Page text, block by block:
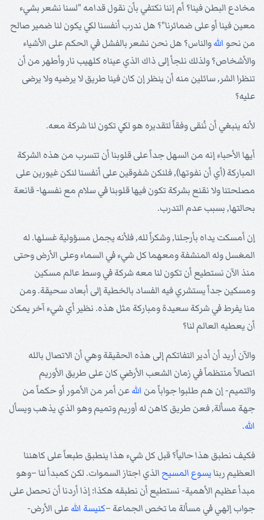
مخادع البطن فينا؟ أم إننا نكتفي بأن نقول قدامه "لسنا نشعر بشيء
معين فينا أو على ضمائرنا"؟ هل ندرب أنفسنا لكي يكون لنا ضمير صالح
من نحو اللهوالناس؟ هل نحن نشعر بالفشل في الحكم على الأشياء
والأشخاص؟ ولذلك نلجأ إلى ذاك الذي عيناه كلهيب نار وأطهر من أن
تنظرا الشر, سائلين منه أن ينظر إن كان فينا طريق لا يرضيه ولا يرضى
عليه؟
لأنه ينبغي أن نُنقى وفقاً لتقديره هو لكي تكون لنا شركة معه.
أيها الأحباء إنه من السهل جداً على قلوبنا أن تتسرب من هذه الشركة
المباركة (أي أن نفوتها), فلنكن شفوقين على أنفسنا لنكن غيورين على
مصلحتنا ولا نقنع بشركة تكون فيها قلوبنا في سلام مع نفسها- قانعة
بحالتها, بسبب عدم التدرب.
إن أمسكت يداه بأرجلنا, وشكراً لله, فلأنه يجمل مسؤولية غسلها. له
المغسل وله المنشفة ومعهما كل شيء في السماء وعلى الأرض وحتى
منذ الآن نستطيع أن تكون لنا معه شركة في وسط عالم مسكين
ومسكين جداً يستشري فيه الفساد بالخطية إلى أبعاد سحيقة. ومن
منا يفرط في شركة سعيدة ومباركة مثل هذه. نظير أي شيء آخر يمكن
أن يعطيه العالم لنا؟
والآن أريد أن أدير التفاتكم إلى هذه الحقيقة وهي أن الاتصال بالله
اتصالاً منتظماً في زمان الشعب الأرضي كان على طريق الأوريم
والتميم- إن هم طلبوا جواباً من اللهعن أمر من الأمور أو حكماً من
جهة مسألة, فعن طريق كاهن له أوريم وتميم وهو الذي يذهب ويسأل
الله.
فكيف نطبق هذا حالياً؟ قبل كل شيء هذا ينطبق طبعاً على كاهننا
العظيم ربنايسوع المسيح الذي اجتاز السموات. لكن كمبدأ لنا –وهو
مبدأ عظيم الأهمية- نستطيع أن نطبقه هكذا: إذا أردنا أن نحصل على
جواب إلهي في مسألة ما تخص الجماعة –كنيسةاللهعلى الأرض-